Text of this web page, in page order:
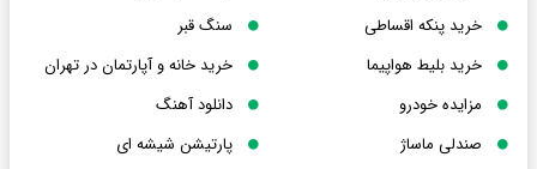
خرید پنکه اقساطی
سنگ قبر
خرید بلیط هواپیما
خرید خانه و آپارتمان در تهران
مزایده خودرو
دانلود آهنگ
صندلی ماساژ
پارتیشن شیشه ای